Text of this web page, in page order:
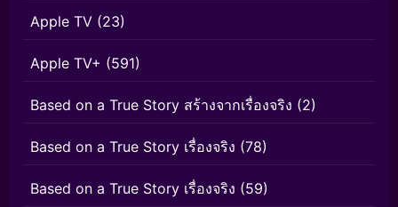
Apple TV (23)
Apple TV+ (591)
Based on a True Story สร้างจากเรื่องจริง (2)
Based on a True Story เรื่องจริง (78)
Based on a True Story เรื่องจริง (59)